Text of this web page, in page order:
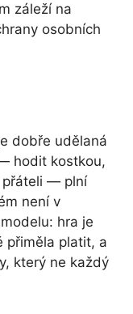
záleží na
osobních
dobře udělaná
hodit kostkou,
přáteli — plní
není v
hra je
přiměla platit, a
který ne každý